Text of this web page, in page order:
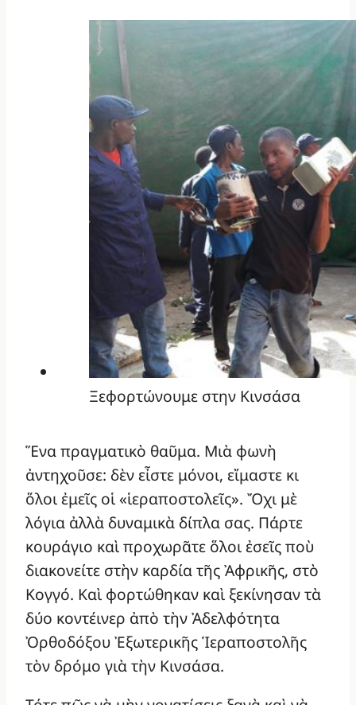
Ξεφορτώνουμε στην Κινσάσα
Ἕνα πραγματικὸ θαῦμα. Μιὰ φωνὴ
ἀντηχοῦσε: δὲν εἶστε μόνοι, εἴμαστε κι
ὅλοι ἐμεῖς οἱ «ἱεραποστολεῖς». Ὄχι μὲ
λόγια ἀλλὰ δυναμικὰ δίπλα σας. Πάρτε
κουράγιο καὶ προχωρᾶτε ὅλοι ἐσεῖς ποὺ
διακονείτε στὴν καρδία τῆς Ἀφρικῆς, στὸ
Κογγό. Καὶ φορτώθηκαν καὶ ξεκίνησαν τὰ
δύο κοντέινερ ἀπὸ τὴν Ἀδελφότητα
Ὀρθοδόξου Ἐξωτερικῆς Ἱεραποστολῆς
τὸν δρόμο γιὰ τὴν Κινσάσα.